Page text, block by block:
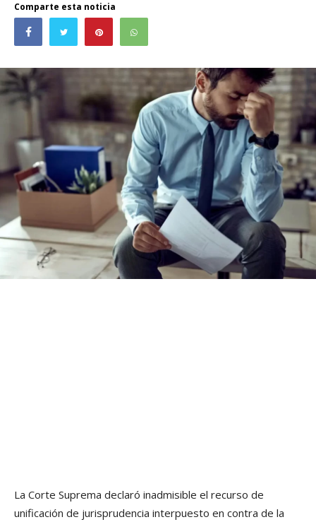
Comparte esta noticia
La Corte Suprema declaró inadmisible el recurso de
unificación de jurisprudencia interpuesto en contra de la